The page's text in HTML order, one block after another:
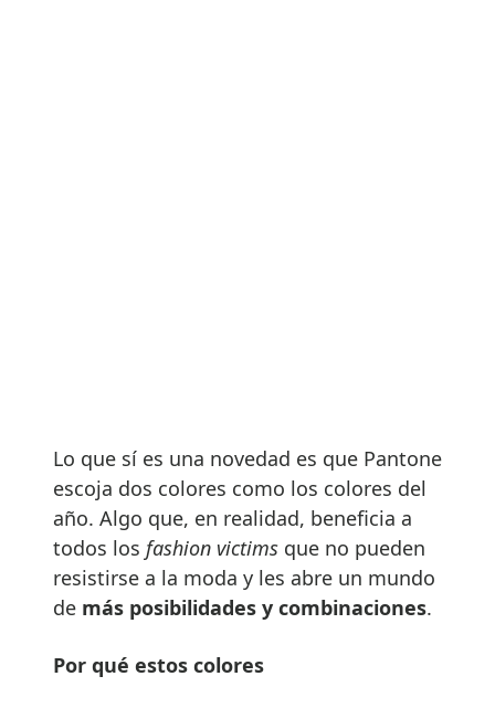
Lo que sí es una novedad es que Pantone
escoja dos colores como los colores del
año. Algo que, en realidad, beneficia a
todos los fashion victims que no pueden
resistirse a la moda y les abre un mundo
de más posibilidades y combinaciones.
Por qué estos colores